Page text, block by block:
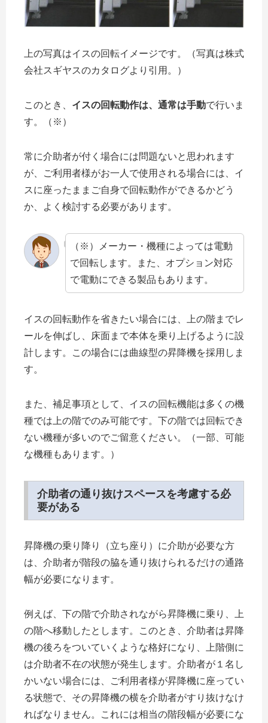
上の写真はイスの回転イメージです。（写真は株式
会社スギヤスのカタログより引用。）
このとき、 イスの回転動作は、通常は手動で行いま
す。（※）
常に介助者が付く場合には問題ないと思われます
が、ご利用者様がお一人で使用される場合には、イ
スに座ったままご自身で回転動作ができるかどう
か、よく検討する必要があります。
（※）メーカー・機種によっては電動
で回転します。また、オプション対応
で電動にできる製品もあります。
イスの回転動作を省きたい場合には、上の階までレ
ールを伸ばし、床面まで本体を乗り上げるように設
計します。この場合には曲線型の昇降機を採用しま
す。
また、補足事項として、イスの回転機能は多くの機
種では上の階でのみ可能です。下の階では回転でき
ない機種が多いのでご留意ください。（一部、可能
な機種もあります。）
介助者の通り抜けスペースを考慮する必
要がある
昇降機の乗り降り（立ち座り）に介助が必要な方
は、介助者が階段の脇を通り抜けられるだけの通路
幅が必要になります。
例えば、下の階で介助されながら昇降機に乗り、上
の階へ移動したとします。このとき、介助者は昇降
機の後ろをついていくような格好になり、上階側に
は介助者不在の状態が発生します。介助者が１名し
かいない場合には、ご利用者様が昇降機に座ってい
る状態で、その昇降機の横を介助者がすり抜けなけ
ればなりません。これには相当の階段幅が必要にな